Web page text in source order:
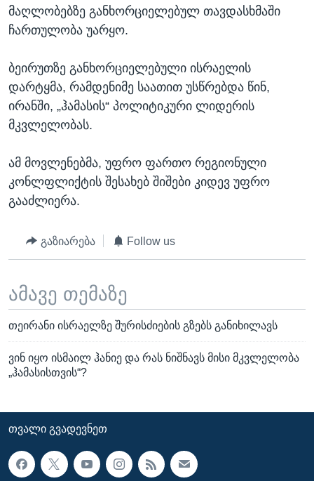
მაღლობებზე განხორციელებულ თავდასხმაში
ჩართულობა უარყო.
ბეირუთზე განხორციელებული ისრაელის
დარტყმა, რამდენიმე საათით უსწრებდა წინ,
ირანში, „ჰამასის“ პოლიტიკური ლიდერის
მკვლელობას.
ამ მოვლენებმა, უფრო ფართო რეგიონული
კონლფლიქტის შესახებ შიშები კიდევ უფრო
გააძლიერა.
გაზიარება Follow us
ამავე თემაზე
თეირანი ისრაელზე შურისძიების გზებს განიხილავს
ვინ იყო ისმაილ ჰანიე და რას ნიშნავს მისი მკვლელობა
„ჰამასისთვის“?
ᲗᲕᲐᲚᲘ ᲒᲕᲐᲓᲔᲕᲜᲔᲗ